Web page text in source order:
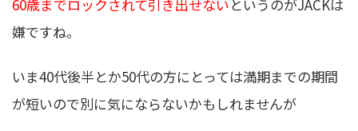
60歳までロックされて引き出せないというのがJACKは
嫌ですね。
いま40代後半とか50代の方にとっては満期までの期間
が短いので別に気にならないかもしれませんが